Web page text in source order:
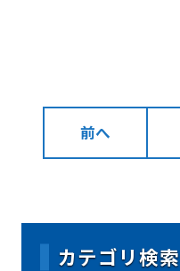
前へ
カテゴリ検索